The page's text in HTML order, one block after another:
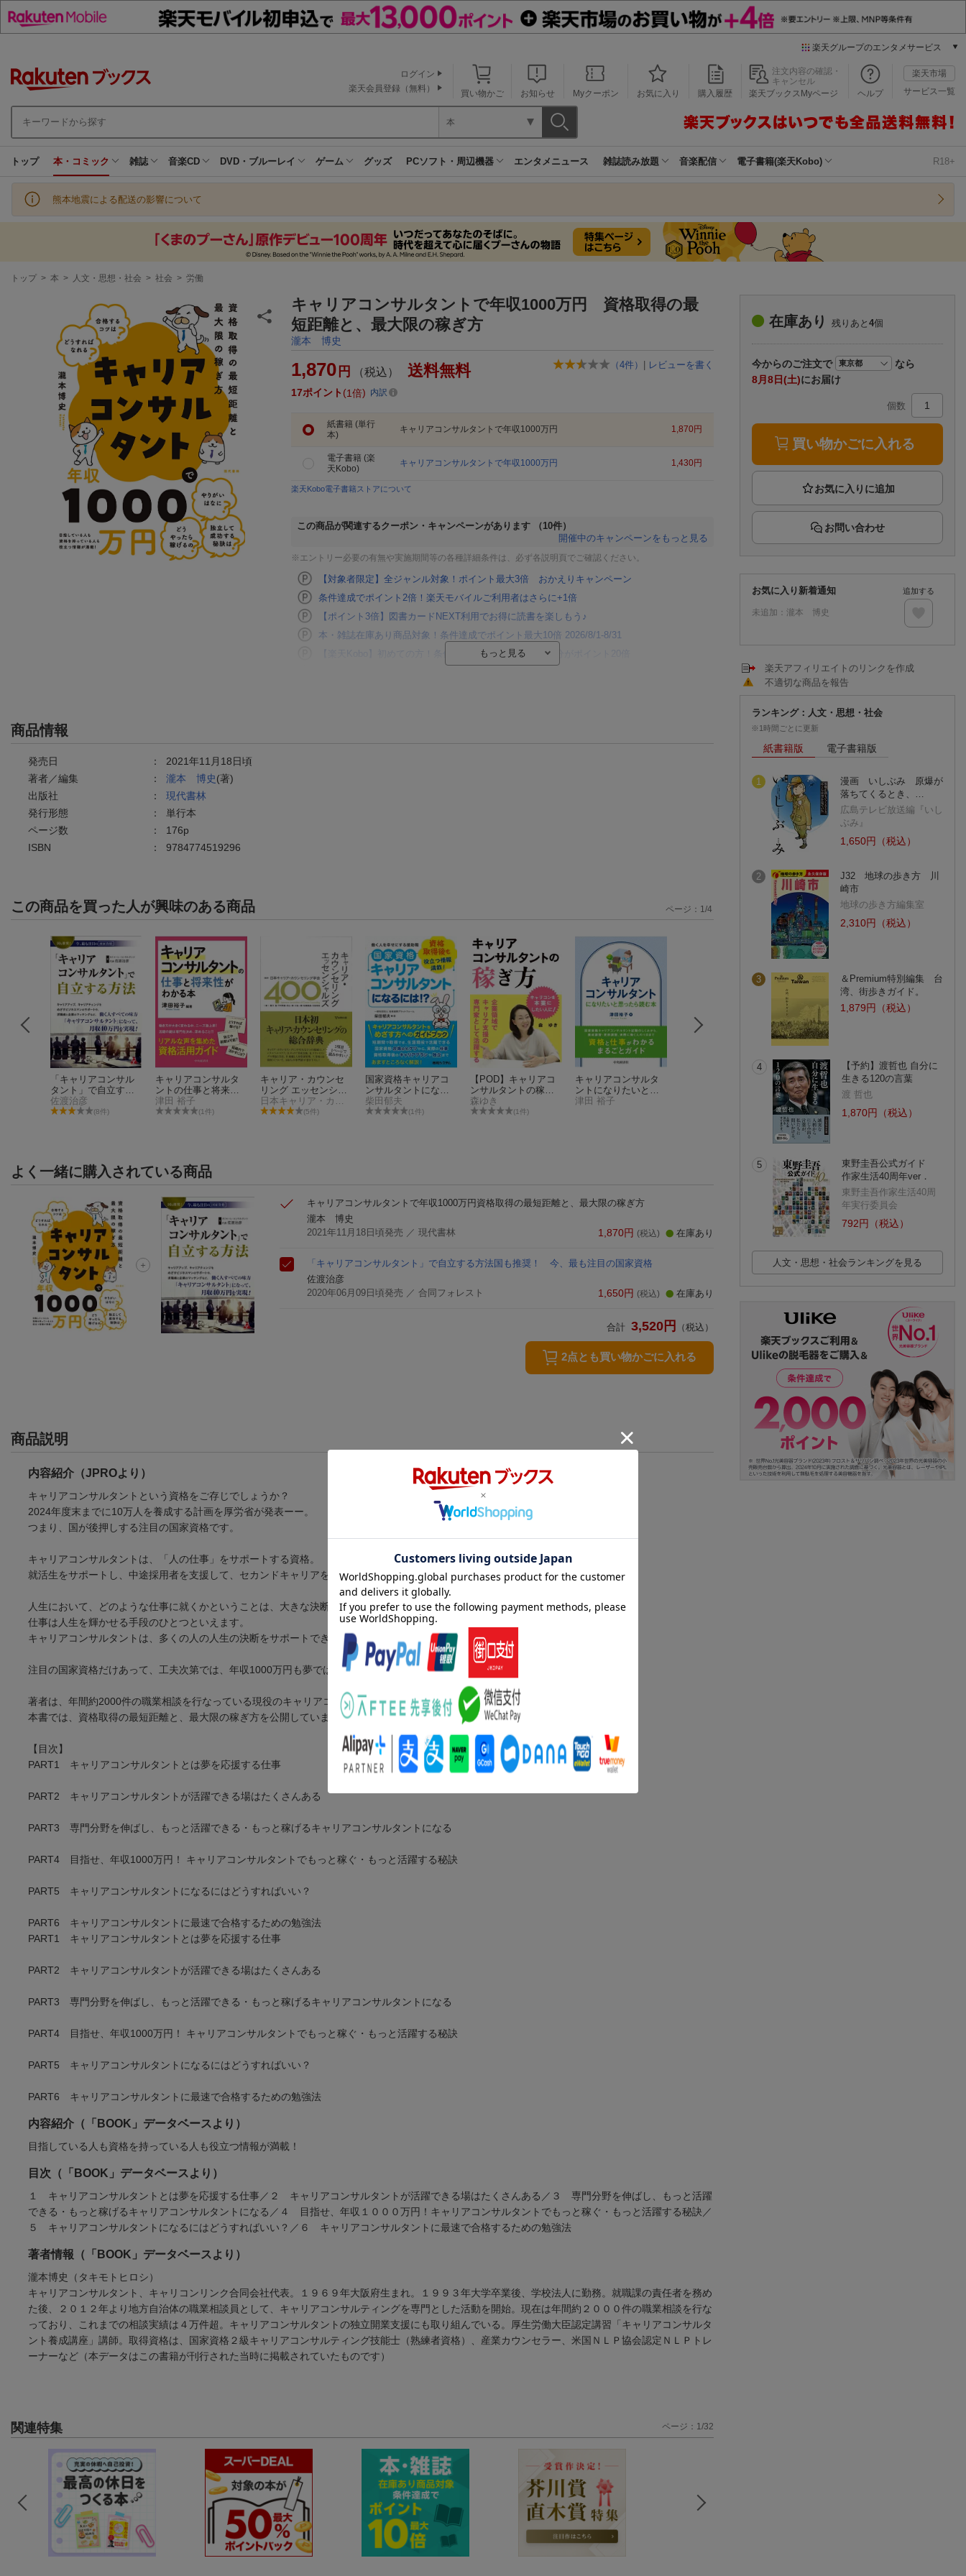
楽天グループのエンタメサービス
本/ゲーム/CD/DVD
楽天ブックス
楽天Kobo
楽天チケット
エンタメニュース
推し楽
買い物かご お知らせ Myクーポン お気に入り 購入履歴
注文内容の確認・
キャンセル
楽天ブックスMyページ
ヘルプ
楽天市場
サービス一覧
ログイン
楽天会員登録（無料）
本
トップ 本・コミック 雑誌 音楽CD DVD・ブルーレイ ゲーム グッズ PCソフト・周辺機器 エンタメニュース 雑誌読み放題 音楽配信 電子書籍(楽天Kobo) R18+
熊本地震による配送の影響について
現
トップ > 本 > 人文・思想・社会 > 社会 > 労働
キャリアコンサルタントで年収1000万円 資格取得の最
短距離と、最大限の稼ぎ方
瀧本 博史
（4件） | レビューを書く
1,870 円 （税込） 送料無料
17ポイント 1倍 内訳
紙書籍 (単行
本)
キャリアコンサルタントで年収1000万円 1,870円
電子書籍 (楽
天Kobo)
キャリアコンサルタントで年収1000万円 1,430円
楽天Kobo電子書籍ストアについて
この商品が関連するクーポン・キャンペーンがあります
（10件）
開催中のキャンペーンをもっと見る
※エントリー必要の有無や実施期間等の各種詳細条件は、必ず各説明頁でご確認ください。
【対象者限定】全ジャンル対象！ポイント最大3倍 おかえりキャンペーン
条件達成でポイント2倍！楽天モバイルご利用者はさらに+1倍
【ポイント3倍】図書カードNEXT利用でお得に読書を楽しもう♪
本・雑誌在庫あり商品対象！条件達成でポイント最大10倍 2026/8/1-8/31
【楽天Kobo】初めての方！条件達成で楽天ブックス購入分がポイント20倍
商品情報
発売日 ： 2021年11月18日頃
著者／編集
： 瀧本 博史(著)
出版社
： 現代書林
発行形態
： 単行本
ページ数
： 176p
ISBN
： 9784774519296
この商品を買った人が興味のある商品
「キャリアコンサル
タント」で自立する
方法
佐渡治彦
(8件)
キャリアコンサルタ
ントの仕事と将来性
がわかる本
津田 裕子
(1件)
キャリア・カウンセ
リング エッセンシャ
ルズ400
(5件)
国家資格キャリアコ
ンサルタントになる
には？！
柴田郁夫
(1件)
【POD】キャリアコ
ンサルタントの稼ぎ
方〜企業領域でキャ
リア支援の専門家と
森ゆき
(1件)
キャリアコンサルタ
ントになりたいと思
ったら読む本
津田 裕子
キャリア心理学ライ
フデザイン・ワーク
ブック
杉山 崇
大学教授に転職
ページ： 1/4
よく一緒に購入されている商品
キャリアコンサルタントで年収1000万円 資格取得の最短距離と、最大限の稼ぎ方
瀧本 博史
2021年11月18日頃発売 ／ 現代書林 1,870円 (税込) 在庫あり
「キャリアコンサルタント」で自立する方法国も推奨！ 今、最も注目の国家資格
佐渡治彦
2020年06月09日頃発売 ／ 合同フォレスト 1,650円 (税込) 在庫あり
合計 3,520 円 （税込）
2点とも買い物かごに入れる
商品説明
内容紹介（JPROより）
キャリアコンサルタントという資格をご存じでしょうか？
2024年度末までに10万人を養成する計画を厚労省が発表ーー。
つまり、国が後押しする注目の国家資格です。
キャリアコンサルタントは、「人の仕事」をサポートする資格。
就活生をサポートし、中途採用者を支援して、セカンドキャリアを応援する仕事です。
人生において、どのような仕事に就くかということは、大きな決断です。
仕事は人生を輝かせる手段のひとつといえます。
キャリアコンサルタントは、多くの人の人生の決断をサポートできる、夢のある資格なのです。
注目の国家資格だけあって、工夫次第では、年収1000万円も夢ではありません。
著者は、年間約2000件の職業相談を行なっている現役のキャリアコンサルタント。
本書では、資格取得の最短距離と、最大限の稼ぎ方を公開しています。
【目次】
PART1 キャリアコンサルタントとは夢を応援する仕事
PART2 キャリアコンサルタントが活躍できる場はたくさんある
PART3 専門分野を伸ばし、もっと活躍できる・もっと稼げるキャリアコンサルタントになる
PART4 目指せ、年収1000万円！ キャリアコンサルタントでもっと稼ぐ・もっと活躍する秘訣
PART5 キャリアコンサルタントになるにはどうすればいい？
PART6 キャリアコンサルタントに最速で合格するための勉強法
PART1 キャリアコンサルタントとは夢を応援する仕事
PART2 キャリアコンサルタントが活躍できる場はたくさんある
PART3 専門分野を伸ばし、もっと活躍できる・もっと稼げるキャリアコンサルタントになる
PART4 目指せ、年収1000万円！ キャリアコンサルタントでもっと稼ぐ・もっと活躍する秘訣
PART5 キャリアコンサルタントになるにはどうすればいい？
PART6 キャリアコンサルタントに最速で合格するための勉強法
内容紹介（「BOOK」データベースより）
目指している人も資格を持っている人も役立つ情報が満載！
目次（「BOOK」データベースより）
１ キャリアコンサルタントとは夢を応援する仕事／２ キャリアコンサルタントが活躍できる場はたくさんある／３ 専門分野を伸ばし、もっと活躍
できる・もっと稼げるキャリアコンサルタントになる／４ 目指せ、年収１０００万円！キャリアコンサルタントでもっと稼ぐ・もっと活躍する秘訣／
５ キャリアコンサルタントになるにはどうすればいい？／６ キャリアコンサルタントに最速で合格するための勉強法
著者情報（「BOOK」データベースより）
瀧本博史（タキモトヒロシ）
キャリアコンサルタント、キャリコンリンク合同会社代表。１９６９年大阪府生まれ。１９９３年大学卒業後、学校法人に勤務。就職課の責任者を務め
た後、２０１２年より地方自治体の職業相談員として、キャリアコンサルティングを専門とした活動を開始。現在は年間約２０００件の職業相談を行な
っており、これまでの相談実績は４万件超。キャリアコンサルタントの独立開業支援にも取り組んでいる。厚生労働大臣認定講習「キャリアコンサルタ
ント養成講座」講師。取得資格は、国家資格２級キャリアコンサルティング技能士（熟練者資格）、産業カウンセラー、米国ＮＬＰ協会認定ＮＬＰトレ
ーナーなど（本データはこの書籍が刊行された当時に掲載されていたものです）
関連特集 ページ：1/32
在庫あり 残りあと 4個
今からのご注文で
なら
8月8日(土)にお届け
個数
買い物かごに入れる
お問い合わせ
お気に入り新着通知
未追加： 瀧本 博史
追加する
楽天アフィリエイトのリンクを作成
不適切な商品を報告
ランキング：人文・思想・社会
※1時間ごとに更新
紙書籍版 電子書籍版
1
漫画 いしぶみ 原爆が
落ちてくるとき、…
広島テレビ放送編『いし
ぶみ』
1,650円（税込）
2
J32 地球の歩き方 川
崎市
地球の歩き方編集室
2,310円（税込）
3
＆Premium特別編集 台
湾、街歩きガイド。
1,879円（税込）
4
【予約】渡哲也 自分に
生きる120の言葉
渡 哲也
1,870円（税込）
5
東野圭吾公式ガイド
作家生活40周年ver．
東野圭吾作家生活40周
年実行委員会
792円（税込）
人文・思想・社会ランキングを見る